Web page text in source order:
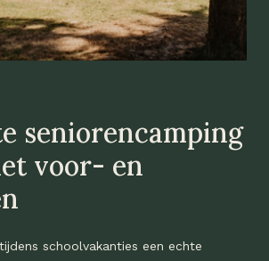
seniorencamping
voor- en
schoolvakanties een echte